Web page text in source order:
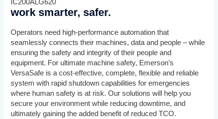
IC200ALG620
work smarter, safer.
Operators need high-performance automation that
seamlessly connects their machines, data and people – while
ensuring the safety and integrity of their people and
equipment. For ultimate machine safety, Emerson’s
VersaSafe is a cost-effective, complete, flexible and reliable
system with rapid shutdown capabilities for emergencies
where human safety is at risk. Our solutions will help you
secure your environment while reducing downtime, and
ultimately gaining the added benefit of reduced TCO.